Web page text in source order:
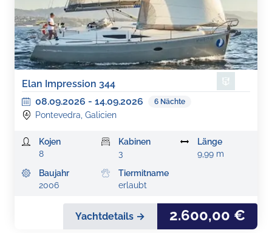
Elan Impression 344
08.09.2026 - 14.09.2026 6 Nächte
Pontevedra, Galicien
Kojen
8
Kabinen
3
Länge
9,99 m
Baujahr
2006
Tiermitname
erlaubt
Yachtdetails → 2.600,00 €